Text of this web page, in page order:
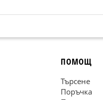
ПОМОЩ
Търсене
Поръчка